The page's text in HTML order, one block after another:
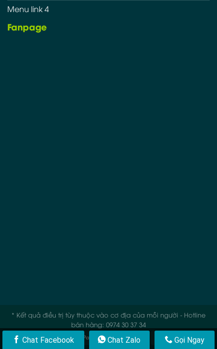
Menu link 4
Fanpage
* Kết quả điều trị tùy thuộc vào cơ địa của mỗi người - Hotline
bán hàng: 0974 30 37 34
Chat Facebook Chat Zalo Gọi Ngay